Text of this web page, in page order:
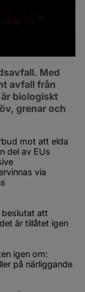
Med
avfall från
biologiskt
grenar och
mot att elda
del av EUs
via
beslutat att
är tillåtet igen
igen om:
på närliggande